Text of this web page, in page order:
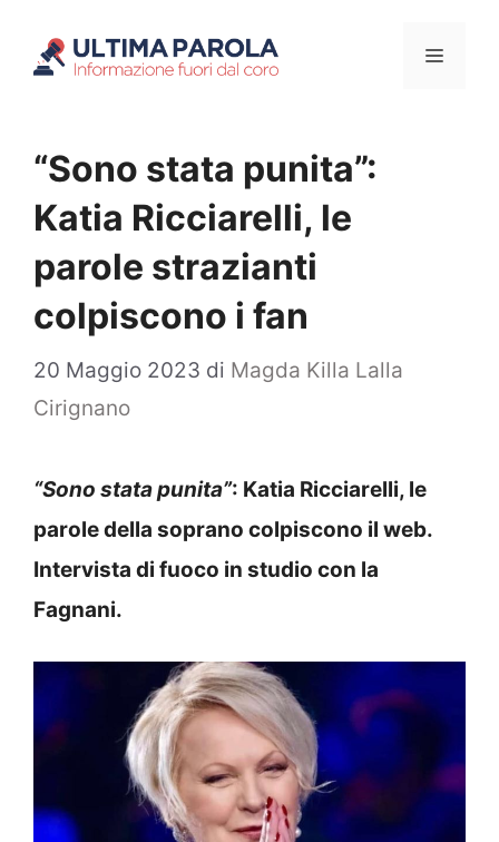
Menu
“Sono stata punita”:
Katia Ricciarelli, le
parole strazianti
colpiscono i fan
20 Maggio 2023 di Magda Killa Lalla
Cirignano
“Sono stata punita”: Katia Ricciarelli, le
parole della soprano colpiscono il web.
Intervista di fuoco in studio con la
Fagnani.